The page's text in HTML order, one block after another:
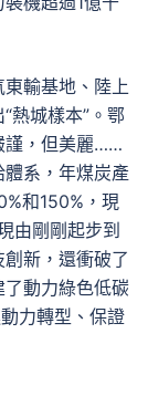
輸基地、陸上
熱城樣本”。鄂
謹，但美麗……
體系，年煤炭產
和150%，現
由剛剛起步到
新，還衝破了
動力綠色低碳
力轉型、保證